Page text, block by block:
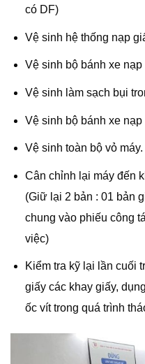
có DF)
Vệ sinh hệ thống nạp
Vệ sinh bộ bánh xe nạp
Vệ sinh làm sạch bụi
Vệ sinh bộ bánh xe
Vệ sinh toàn bộ vỏ máy.
Cân chỉnh lại máy đến
(Giữ lại 2 bản : 01 bản
chung vào phiếu công
việc)
Kiểm tra kỹ lại lần cuối
giấy các khay giấy,
ốc vít trong quá trình